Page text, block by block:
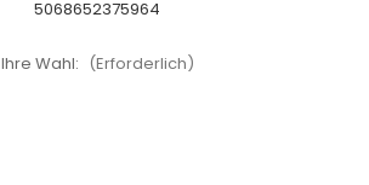
5068652375964
Ihre Wahl: (Erforderlich)